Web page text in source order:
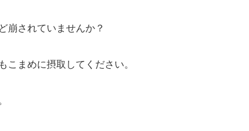
崩されていませんか？
こまめに摂取してください。